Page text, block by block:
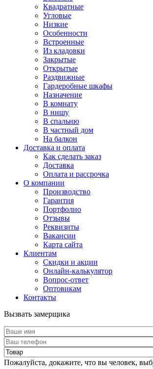
Квадратные
Угловые
Низкие
Особенности
Встроенные
Из кладовки
Закрытые
Открытые
Раздвижные
Гардеробные шкафы
Назначение
В комнату
В нишу
В спальню
В частный дом
На балкон
Доставка и оплата
Как сделать заказ
Доставка
Оплата и рассрочка
О компании
Производство
Гарантия
Портфолио
Отзывы
Реквизиты
Вакансии
Карта сайта
Клиентам
Скидки и акции
Онлайн-калькулятор
Вопрос-ответ
Оптовикам
Контакты
Вызвать замерщика
Пожалуйста, докажите, что вы человек,